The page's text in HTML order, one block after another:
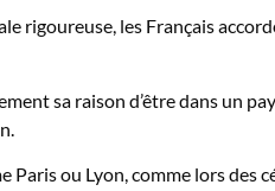
rigoureuse, les Français
sa raison d’être dans un
Paris ou Lyon, comme lors des